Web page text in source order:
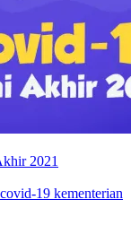
2021
19 kementerian